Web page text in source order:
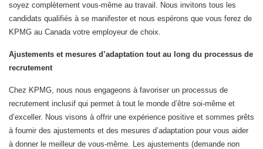
soyez complètement vous-même au travail. Nous invitons tous les
candidats qualifiés à se manifester et nous espérons que vous ferez de
KPMG au Canada votre employeur de choix.
Ajustements et mesures d’adaptation tout au long du processus de
recrutement
Chez KPMG, nous nous engageons à favoriser un processus de
recrutement inclusif qui permet à tout le monde d’être soi-même et
d’exceller. Nous visons à offrir une expérience positive et sommes prêts
à fournir des ajustements et des mesures d’adaptation pour vous aider
à donner le meilleur de vous-même. Les ajustements (demande non